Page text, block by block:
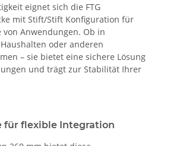
eignet sich die FTG
mit Stift/Stift Konfiguration für
Anwendungen. Ob in
oder anderen
– sie bietet eine sichere Lösung
und trägt zur Stabilität Ihrer
für flexible Integration